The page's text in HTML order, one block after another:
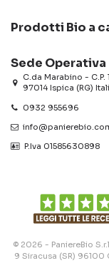
Prodotti Bio a
Sede Operativa
C.da Marabino - C.P.
97014 Ispica (RG)
0932 955696
‎‎‎‎‎ P.Iva 01585630898
© 2026 - PaniereBio
9 Siracusa (SR) 96100